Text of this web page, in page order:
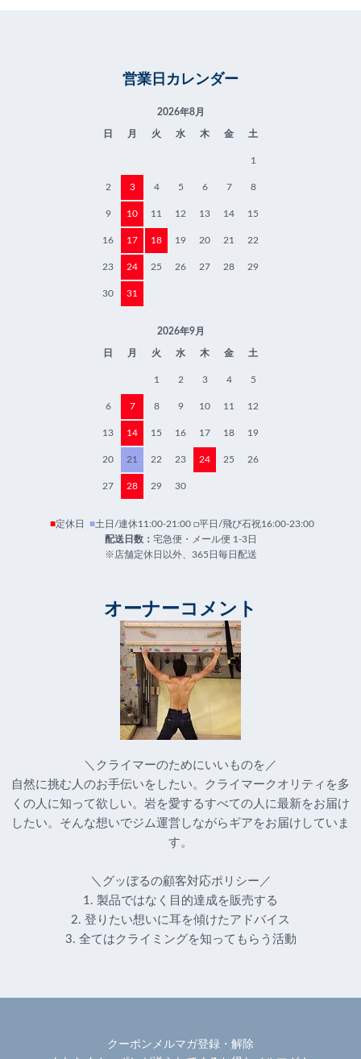
営業日カレンダー
2026年8月
日 月 火 水 木 金 土
1
2 3 4 5 6 7 8
9 10 11 12 13 14 15
16 17 18 19 20 21 22
23 24 25 26 27 28 29
30 31
2026年9月
日 月 火 水 木 金 土
1 2 3 4 5
6 7 8 9 10 11 12
13 14 15 16 17 18 19
20 21 22 23 24 25 26
27 28 29 30
■定休日 ■土日/連休11:00-21:00 □平日/飛び石祝16:00-23:00
配送日数： 宅急便・メール便 1-3日
※店舗定休日以外、365日毎日配送
オーナーコメント
＼クライマーのためにいいものを／
自然に挑む人のお手伝いをしたい。クライマークオリティを多
くの人に知って欲しい。岩を愛するすべての人に最新をお届け
したい。そんな想いでジム運営しながらギアをお届けしていま
す。
＼グッぼるの顧客対応ポリシー／
1. 製品ではなく目的達成を販売する
2. 登りたい想いに耳を傾けたアドバイス
3. 全てはクライミングを知ってもらう活動
クーポンメルマガ登録・解除